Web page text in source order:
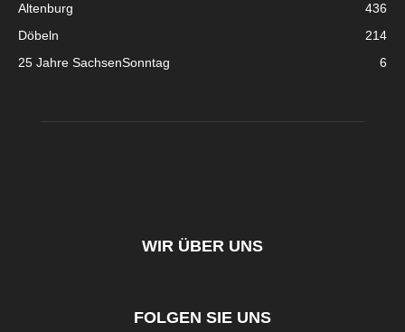
Altenburg
436
Döbeln
214
25 Jahre SachsenSonntag
6
WIR ÜBER UNS
FOLGEN SIE UNS